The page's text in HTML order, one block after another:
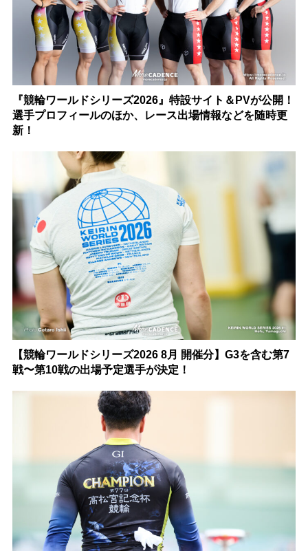
『競輪ワールドシリーズ2026』特設サイト＆PVが公開！
選手プロフィールのほか、レース出場情報などを随時更
新！
【競輪ワールドシリーズ2026 8月 開催分】G3を含む第7
戦〜第10戦の出場予定選手が決定！